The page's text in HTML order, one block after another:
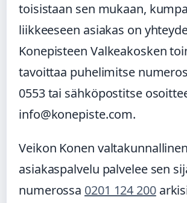
toisistaan sen mukaan,
liikkeeseen asiakas on
Konepisteen Valkeakosken
tavoittaa puhelimitse
0553 tai sähköpostitse
info@konepiste.com.
Veikon Konen valtakunnallinen
asiakaspalvelu palvelee sen
numerossa 0201 124 200